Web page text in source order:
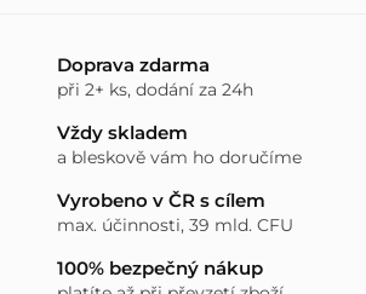
Doprava zdarma
při 2+ ks, dodání za 24h
Vždy skladem
a bleskově vám ho doručíme
Vyrobeno v ČR s cílem
max. účinnosti, 39 mld. CFU
100% bezpečný nákup